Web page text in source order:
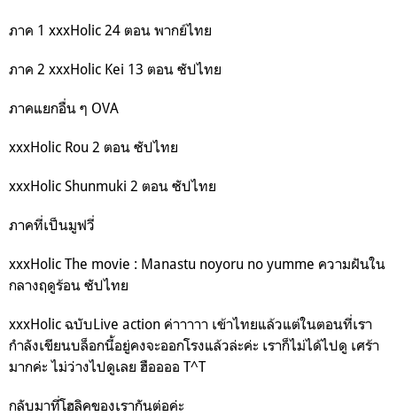
ภาค 1 xxxHolic 24 ตอน พากย์ไทย
ภาค 2 xxxHolic Kei 13 ตอน ซัปไทย
ภาคแยกอื่น ๆ OVA
xxxHolic Rou 2 ตอน ซัปไทย
xxxHolic Shunmuki 2 ตอน ซัปไทย
ภาคที่เป็นมูฟวี่
xxxHolic The movie : Manastu noyoru no yumme ความฝันใน
กลางฤดูร้อน ซัปไทย
xxxHolic ฉบับLive action ค่าาาาา เข้าไทยแล้วแต่ในตอนที่เรา
กำลังเขียนบล็อกนี้อยู่คงจะออกโรงแล้วล่ะค่ะ เราก็ไม่ได้ไปดู เศร้า
มากค่ะ ไม่ว่างไปดูเลย ฮืออออ T^T
กลับมาที่โฮลิคของเรากันต่อค่ะ